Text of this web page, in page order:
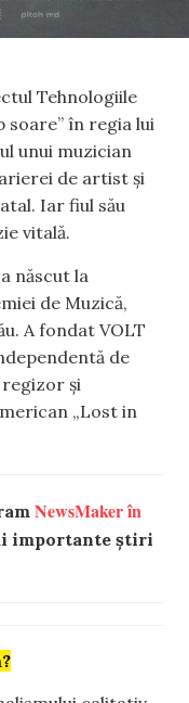
Tehnologiile
în regia lui
unui muzician
de artist și
Iar fiul său
vitală.
născut la
de Muzică,
A fondat VOLT
de
și
„Lost in
NewsMaker în
importante știri